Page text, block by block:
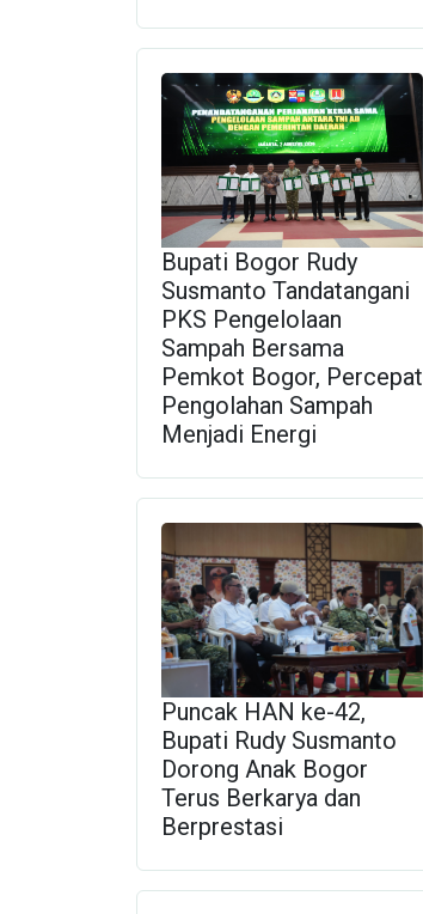
Bupati Bogor Rudy
Susmanto Tandatangani
PKS Pengelolaan
Sampah Bersama
Pemkot Bogor, Percepat
Pengolahan Sampah
Menjadi Energi
Puncak HAN ke-42,
Bupati Rudy Susmanto
Dorong Anak Bogor
Terus Berkarya dan
Berprestasi